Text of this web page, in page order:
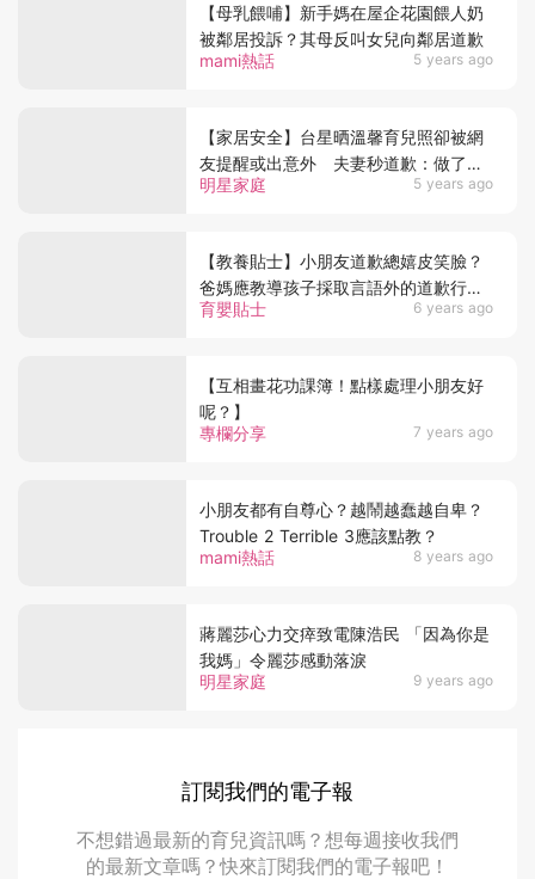
mami熱話 5 years ago
【母乳餵哺】新手媽在屋企花園餵人奶
被鄰居投訴？其母反叫女兒向鄰居道歉
明星家庭 5 years ago
【家居安全】台星晒溫馨育兒照卻被網
友提醒或出意外 夫妻秒道歉：做了錯
誤示範
育嬰貼士 6 years ago
【教養貼士】小朋友道歉總嬉皮笑臉？
爸媽應教導孩子採取言語外的道歉行
動！3個小貼士讓孩子學會正確Say
專欄分享 7 years ago
【互相畫花功課簿！點樣處理小朋友好
呢？】
mami熱話 8 years ago
小朋友都有自尊心？越鬧越蠢越自卑？
Trouble 2 Terrible 3應該點教？
明星家庭 9 years ago
蔣麗莎心力交瘁致電陳浩民 「因為你是
我媽」令麗莎感動落淚
訂閱我們的電子報
不想錯過最新的育兒資訊嗎？想每週接收我們
的最新文章嗎？快來訂閱我們的電子報吧！